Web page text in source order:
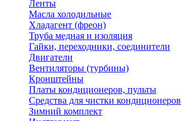
Ленты
Масла холодильные
Хладагент (фреон)
Труба медная и изоляция
Гайки, переходники, соединители
Двигатели
Вентиляторы (турбины)
Кронштейны
Платы кондиционеров, пульты
Средства для чистки кондиционеров
Зимний комплект